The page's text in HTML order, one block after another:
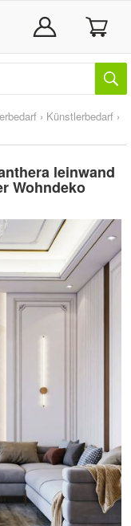
› Künstlerbedarf ›
leinwand
Wohndeko